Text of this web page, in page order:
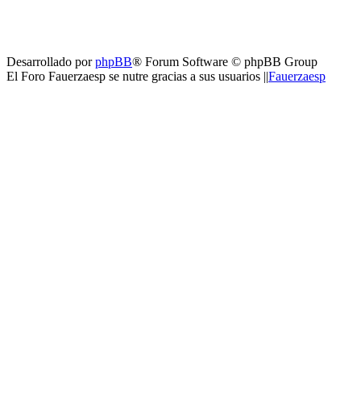
Desarrollado porphpBB® Forum Software © phpBB Group
El Foro Fauerzaesp se nutre gracias a sus usuarios ||Fauerzaesp